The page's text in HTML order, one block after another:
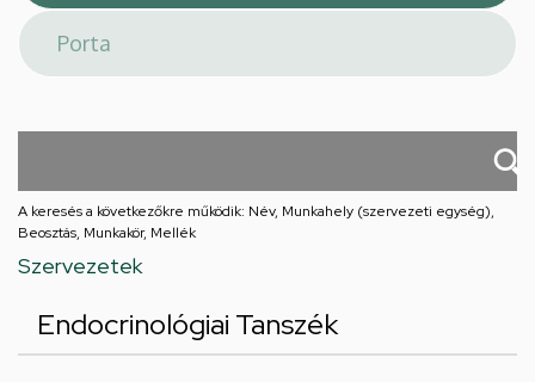
A keresés a következőkre működik: Név, Munkahely (szervezeti egység),
Beosztás, Munkakör, Mellék
Szervezetek
Endocrinológiai Tanszék